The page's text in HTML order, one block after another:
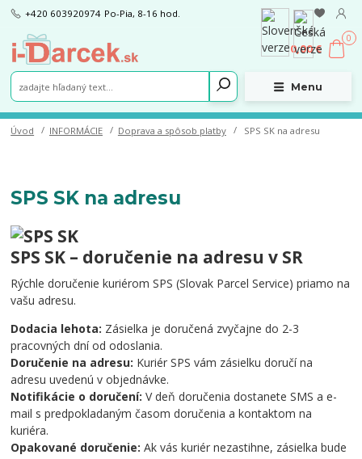
Menu
+420 603920974 Po-Pia, 8-16 hod.
0
0,00 €
Úvod INFORMÁCIE Doprava a spôsob platby SPS SK na adresu
SPS SK na adresu
SPS SK – doručenie na adresu v SR
Rýchle doručenie kuriérom SPS (Slovak Parcel Service) priamo na
vašu adresu.
Dodacia lehota: Zásielka je doručená zvyčajne do 2-3
pracovných dní od odoslania.
Doručenie na adresu: Kuriér SPS vám zásielku doručí na
adresu uvedenú v objednávke.
Notifikácie o doručení: V deň doručenia dostanete SMS a e-
mail s predpokladaným časom doručenia a kontaktom na
kuriéra.
Opakované doručenie: Ak vás kuriér nezastihne, zásielka bude